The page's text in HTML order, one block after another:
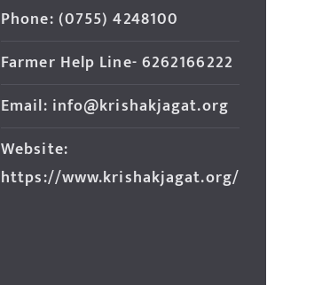
Phone: (0755) 4248100
Farmer Help Line- 6262166222
Email: info@krishakjagat.org
Website:
https://www.krishakjagat.org/